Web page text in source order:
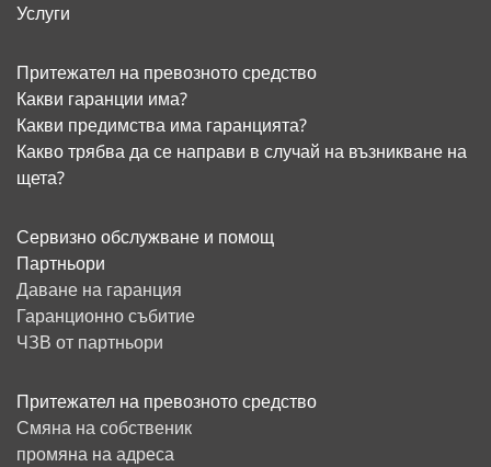
Услуги
Притежател на превозното средство
Какви гаранции има?
Какви предимства има гаранцията?
Какво трябва да се направи в случай на възникване на
щета?
Сервизно обслужване и помощ
Партньори
Даване на гаранция
Гаранционно събитие
ЧЗВ от партньори
Притежател на превозното средство
Смяна на собственик
промяна на адреса